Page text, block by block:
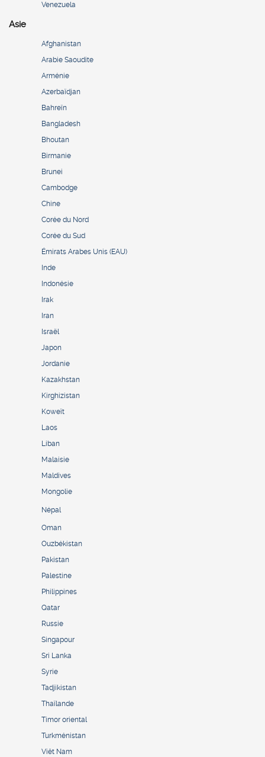
Venezuela
Asie
Afghanistan
Arabie Saoudite
Arménie
Azerbaïdjan
Bahreïn
Bangladesh
Bhoutan
Birmanie
Brunei
Cambodge
Chine
Corée du Nord
Corée du Sud
Émirats Arabes Unis (EAU)
Inde
Indonésie
Irak
Iran
Israël
Japon
Jordanie
Kazakhstan
Kirghizistan
Koweït
Laos
Liban
Malaisie
Maldives
Mongolie
Népal
Oman
Ouzbékistan
Pakistan
Palestine
Philippines
Qatar
Russie
Singapour
Sri Lanka
Syrie
Tadjikistan
Thaïlande
Timor oriental
Turkménistan
Viêt Nam